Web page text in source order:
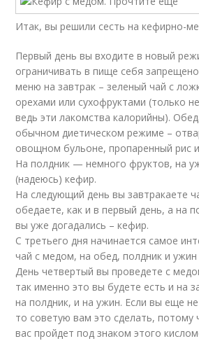
Итак, вы решили сесть на кефирно-
Первый день вы входите в новый
ограничивать в пище себя
меню на завтрак – зеленый чай с
орехами или сухофруктами (только
ведь эти лакомства калорийны).
обычном диетическом режиме –
овощном бульоне, пропаренный рис
На полдник — немного фруктов, на
(надеюсь) кефир.
На следующий день вы завтракаете
обедаете, как и в первый день, а на
вы уже догадались – кефир.
С третьего дня начинается самое
чай с медом, на обед, полдник и ужин
День четвертый вы проведете с
так именно это вы будете есть и на
на полдник, и на ужин. Если вы еще
то советую вам это сделать, потому
вас пройдет под знаком этого